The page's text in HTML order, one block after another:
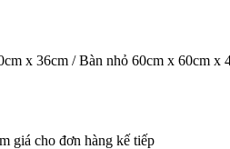
x 36cm / Bàn nhỏ 60cm x 60cm x
giá cho đơn hàng kế tiếp